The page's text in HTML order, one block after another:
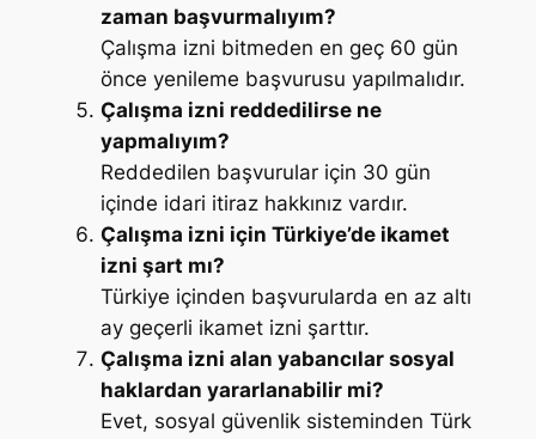
zaman başvurmalıyım?
Çalışma izni bitmeden en geç 60 gün
önce yenileme başvurusu yapılmalıdır.
Çalışma izni reddedilirse ne
yapmalıyım?
Reddedilen başvurular için 30 gün
içinde idari itiraz hakkınız vardır.
Çalışma izni için Türkiye’de ikamet
izni şart mı?
Türkiye içinden başvurularda en az altı
ay geçerli ikamet izni şarttır.
Çalışma izni alan yabancılar sosyal
haklardan yararlanabilir mi?
Evet, sosyal güvenlik sisteminden Türk